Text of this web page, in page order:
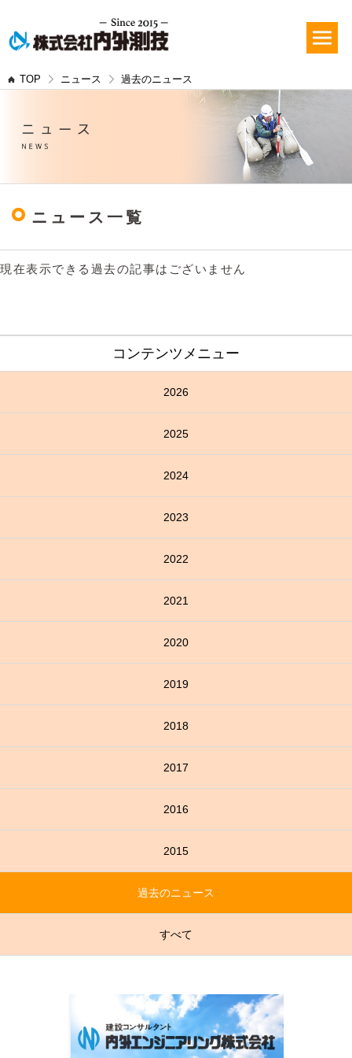
TOP ニュース 過去のニュース
ニュース一覧
現在表示できる過去の記事はございません
コンテンツメニュー
2026
2025
2024
2023
2022
2021
2020
2019
2018
2017
2016
2015
過去のニュース
すべて